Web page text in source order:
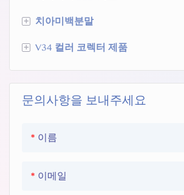
+ 치아미백분말
활성탄 치아 미백 파우더
클래식 민트 치아 미백 파우더
+ V34 컬러 코렉터 제품
V34 치아 미백 U-랩
V34 치아미백 스트립
문의사항을 보내주세요
이름
이메일